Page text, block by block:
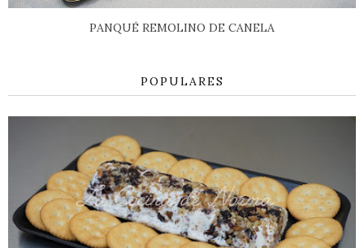
PANQUÉ REMOLINO DE CANELA
POPULARES